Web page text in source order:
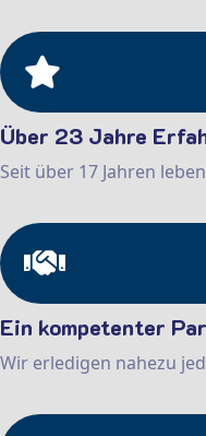
Über 23 Jahre
Seit über 17 Jahren
Ein kompetenter
Wir erledigen nahezu